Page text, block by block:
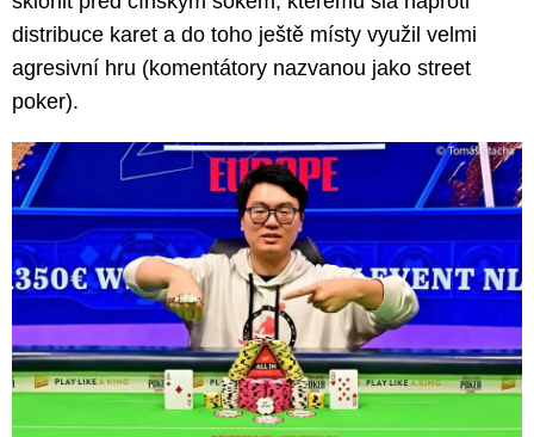
distribuce karet a do toho ještě místy využil velmi
agresivní hru (komentátory nazvanou jako street
poker).